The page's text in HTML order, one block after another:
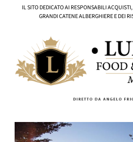
IL SITO DEDICATO AI RESPONSABILI
GRANDI CATENE ALBERGHIERE E DEI
Ingrandisci
immagine